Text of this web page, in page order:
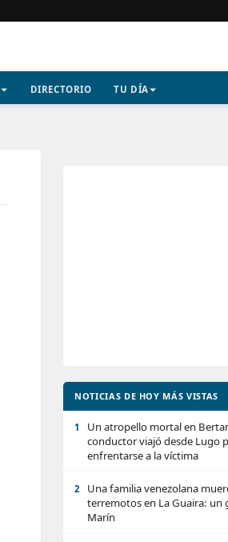
DIRECTORIO TU DÍA
NOTICIAS DE HOY MÁS VISTAS
1
Un atropello mortal en
conductor viajó desde Lugo
enfrentarse a la víctima
2
Una familia venezolana
terremotos en La Guaira: un
Marín